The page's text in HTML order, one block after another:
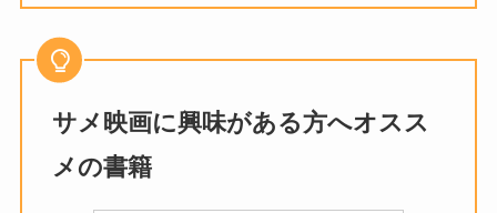
サメ映画に興味がある方へオスス
メの書籍